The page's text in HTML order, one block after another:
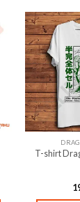
T-shirt